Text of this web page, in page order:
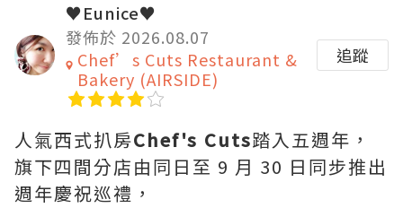
♥Eunice♥
發佈於 2026.08.07
Chef’s Cuts Restaurant &
Bakery (AIRSIDE)
追蹤
人氣西式扒房Chef's Cuts踏入五週年，
旗下四間分店由同日至 9 月 30 日同步推出
週年慶祝巡禮，